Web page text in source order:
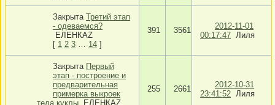
Закрыта Третий этап
- одеваемся?
ЕЛЕНКАZ
[ 1 2 3 14 ]
391 3561
2012-11-01
00:17:47 Лиля
Закрыта Первый
этап - построение и
предварительная
примерка выкроек
тела куклы
ЕЛЕНКАZ
255 2661
2012-10-31
23:41:52 Лиля